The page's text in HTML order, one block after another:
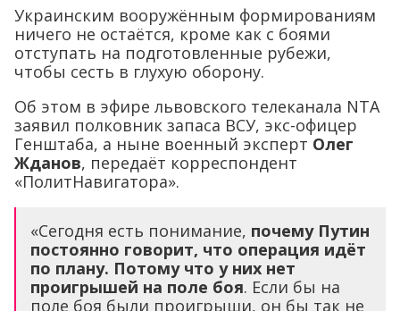
Украинским вооружённым формированиям
ничего не остаётся, кроме как с боями
отступать на подготовленные рубежи,
чтобы сесть в глухую оборону.
Об этом в эфире львовского телеканала NTA
заявил полковник запаса ВСУ, экс-офицер
Генштаба, а ныне военный эксперт Олег
Жданов, передаёт корреспондент
«ПолитНавигатора».
«Сегодня есть понимание, почему Путин
постоянно говорит, что операция идёт
по плану. Потому что у них нет
проигрышей на поле боя. Если бы на
поле боя были проигрыши, он бы так не